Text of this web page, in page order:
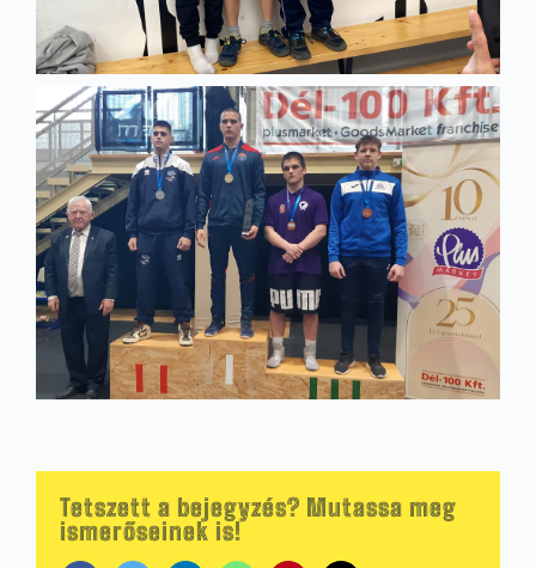
Tetszett a bejegyzés? Mutassa meg
ismerőseinek is!